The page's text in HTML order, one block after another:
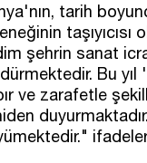
tarih
şehrin sanat
Bu yıl
ve zarafetle